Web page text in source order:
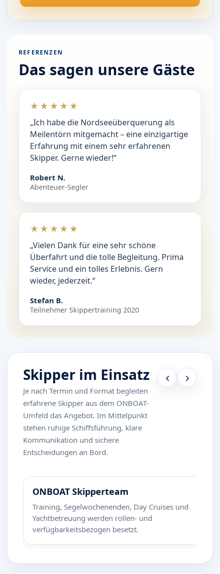
REFERENZEN
Das sagen unsere Gäste
★★★★★
„Ich habe die Nordseeüberquerung als
Meilentörn mitgemacht – eine einzigartige
Erfahrung mit einem sehr erfahrenen
Skipper. Gerne wieder!“
Robert N.
Abenteuer-Segler
★★★★★
„Vielen Dank für eine sehr schöne
Überfahrt und die tolle Begleitung. Prima
Service und ein tolles Erlebnis. Gern
wieder, jederzeit.“
Stefan B.
Teilnehmer Skippertraining 2020
Skipper im Einsatz
Je nach Termin und Format begleiten
erfahrene Skipper aus dem ONBOAT-
Umfeld das Angebot. Im Mittelpunkt
stehen ruhige Schiffsführung, klare
Kommunikation und sichere
Entscheidungen an Bord.
‹ ›
ONBOAT Skipperteam
Training, Segelwochenenden, Day Cruises und
Yachtbetreuung werden rollen- und
verfügbarkeitsbezogen besetzt.